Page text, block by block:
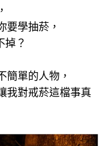
要學抽菸，
掉？
簡單的人物，
我對戒菸這檔事真